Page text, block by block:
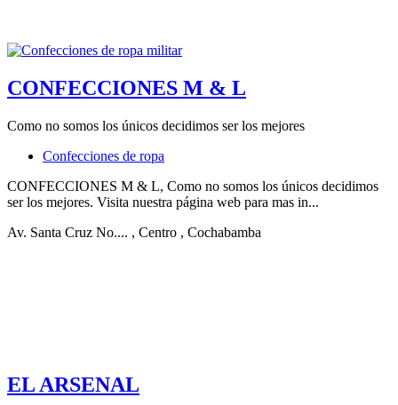
CONFECCIONES M & L
Como no somos los únicos decidimos ser los mejores
Confecciones de ropa
CONFECCIONES M & L, Como no somos los únicos decidimos
ser los mejores. Visita nuestra página web para mas in...
Av. Santa Cruz No.... , Centro , Cochabamba
EL ARSENAL